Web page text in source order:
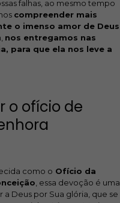
falhas, ao mesmo tempo
compreender mais
o imenso amor de Deus
nos entregamos nas
para que ela nos leve a
o ofício de
como o Ofício da
, essa devoção é uma
a Deus por Sua glória, que se